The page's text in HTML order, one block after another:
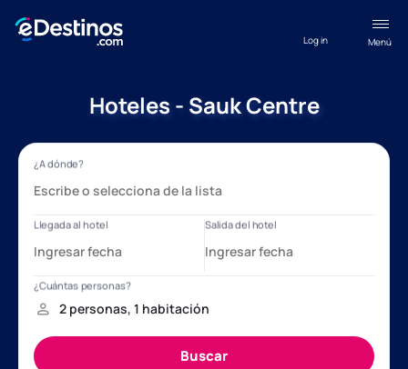
Menú
Log in
Hoteles - Sauk Centre